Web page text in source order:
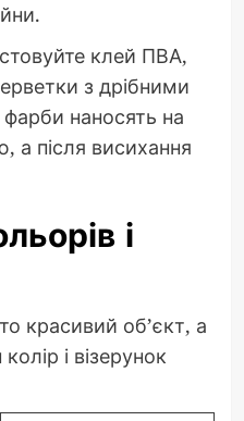
клей ПВА,
з дрібними
наносять на
а після висихання
і
красивий об’єкт, а
і візерунок